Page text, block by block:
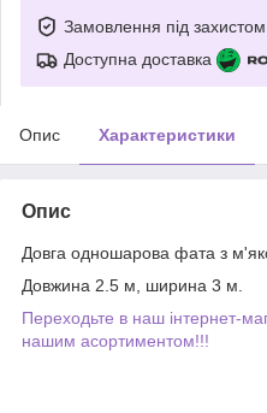
Замовлення під захистом
Доступна доставка
Опис Характеристики
Опис
Довга одношарова фата з
Довжина 2.5 м, ширина 3 м.
Переходьте в наш інтернет-
нашим асортиментом!!!